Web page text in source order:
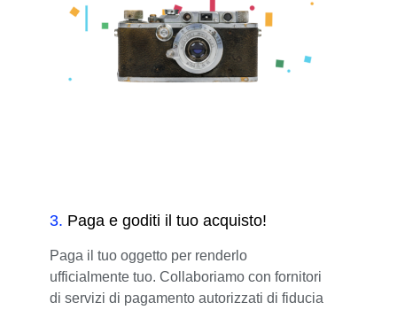
3. Paga e goditi il tuo acquisto!
Paga il tuo oggetto per renderlo
ufficialmente tuo. Collaboriamo con fornitori
di servizi di pagamento autorizzati di fiducia